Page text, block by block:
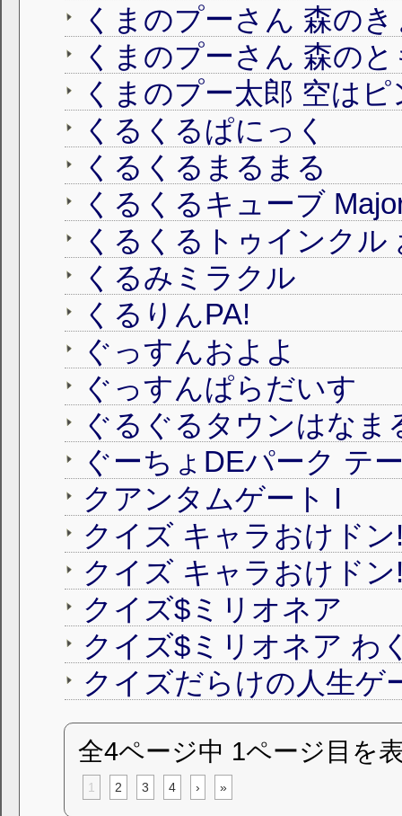
くまのプーさん 森の
くまのプーさん 森の
くるくるぱにっく
くるくるまるまる
くるくるキューブ
くるくるトゥインク
くるみミラクル
くるりんPA!
ぐっすんおよよ
ぐっすんぱらだいす
ぐるぐるタウンはなま
クアンタムゲート I
クイズ キャラおけドン
クイズ キャラおけドン
クイズ$ミリオネア
クイズ$ミリオネア わ
クイズだらけの人生ゲ
全4ページ中 1ページ目を
1 2 3 4 › »